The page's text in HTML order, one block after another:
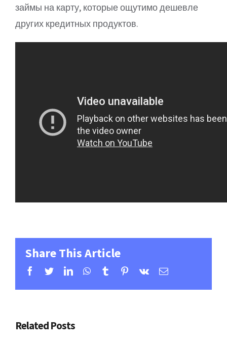
займы на карту, которые ощутимо дешевле
других кредитных продуктов.
Share This Article
Facebook
TwitterLinkedinWhatsapp
TumblrPinterest
Vk Email
Related Posts